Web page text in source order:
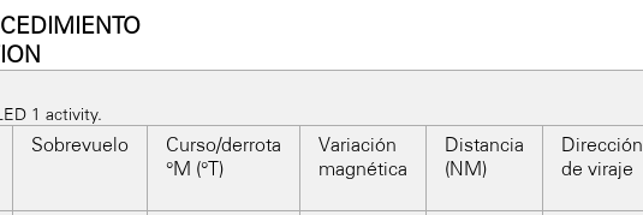
1 activity.
Sobrevuelo
Curso/derrota
°M (°T)
Variación
magnética
Distancia
(NM)
Dirección
de viraje